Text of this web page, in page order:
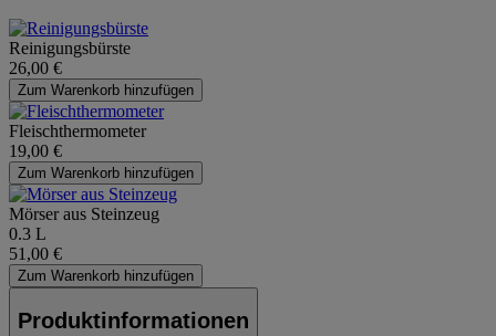
Reinigungsbürste
26,00 €
Zum Warenkorb hinzufügen
Fleischthermometer
19,00 €
Zum Warenkorb hinzufügen
Mörser aus Steinzeug
0.3 L
51,00 €
Zum Warenkorb hinzufügen
Produktinformationen